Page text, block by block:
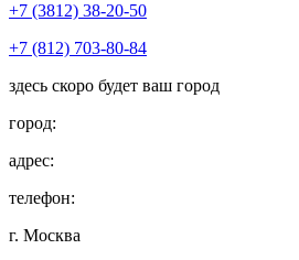
+7 (3812) 38-20-50
+7 (812) 703-80-84
здесь скоро будет ваш город
город:
адрес:
телефон:
г. Москва